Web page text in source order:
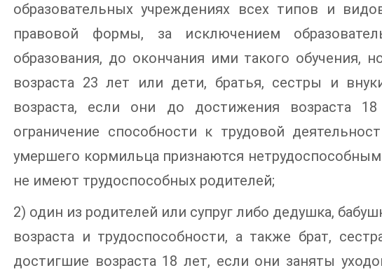
образовательных учреждениях всех типов и
правовой формы, за исключением
образования, до окончания ими такого
возраста 23 лет или дети, братья, сестры и
возраста, если они до достижения возраста
ограничение способности к трудовой
умершего кормильца признаются
не имеют трудоспособных родителей;
2) один из родителей или супруг либо дедушка,
возраста и трудоспособности, а также брат,
достигшие возраста 18 лет, если они заняты